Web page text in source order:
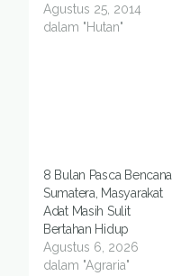
the south side of the
bay Kendari for
Agustus 25, 2014
dalam "Hutan"
8 Bulan Pasca Bencana
Sumatera, Masyarakat
Adat Masih Sulit
Bertahan Hidup
Agustus 6, 2026
dalam "Agraria"